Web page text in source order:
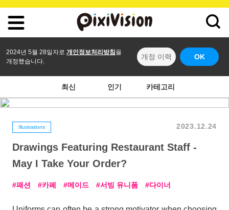
2024년 5월 28일자로 개인정보처리방침 을
개정했습니다.
개정 이력 OK
최신 인기 카테고리
Illustrations 2023.12.24
Drawings Featuring Restaurant Staff -
May I Take Your Order?
패션 카페 메이드 서빙 유니폼 다이너